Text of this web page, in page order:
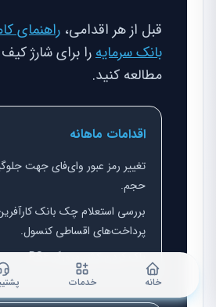
قبل از هر اقدامی، راهنمای
بانک سرمایهرا برای شارژ
مطالعه کنید.
اقدامات ماهانه
تغییر رمز عبور وای‌فای جهت
حجم.
بررسی استعلام چک بانک
پرداخت‌های اقساطی کنسول.
پاک کردن کش مرورگر PS4.
خانه خدمات